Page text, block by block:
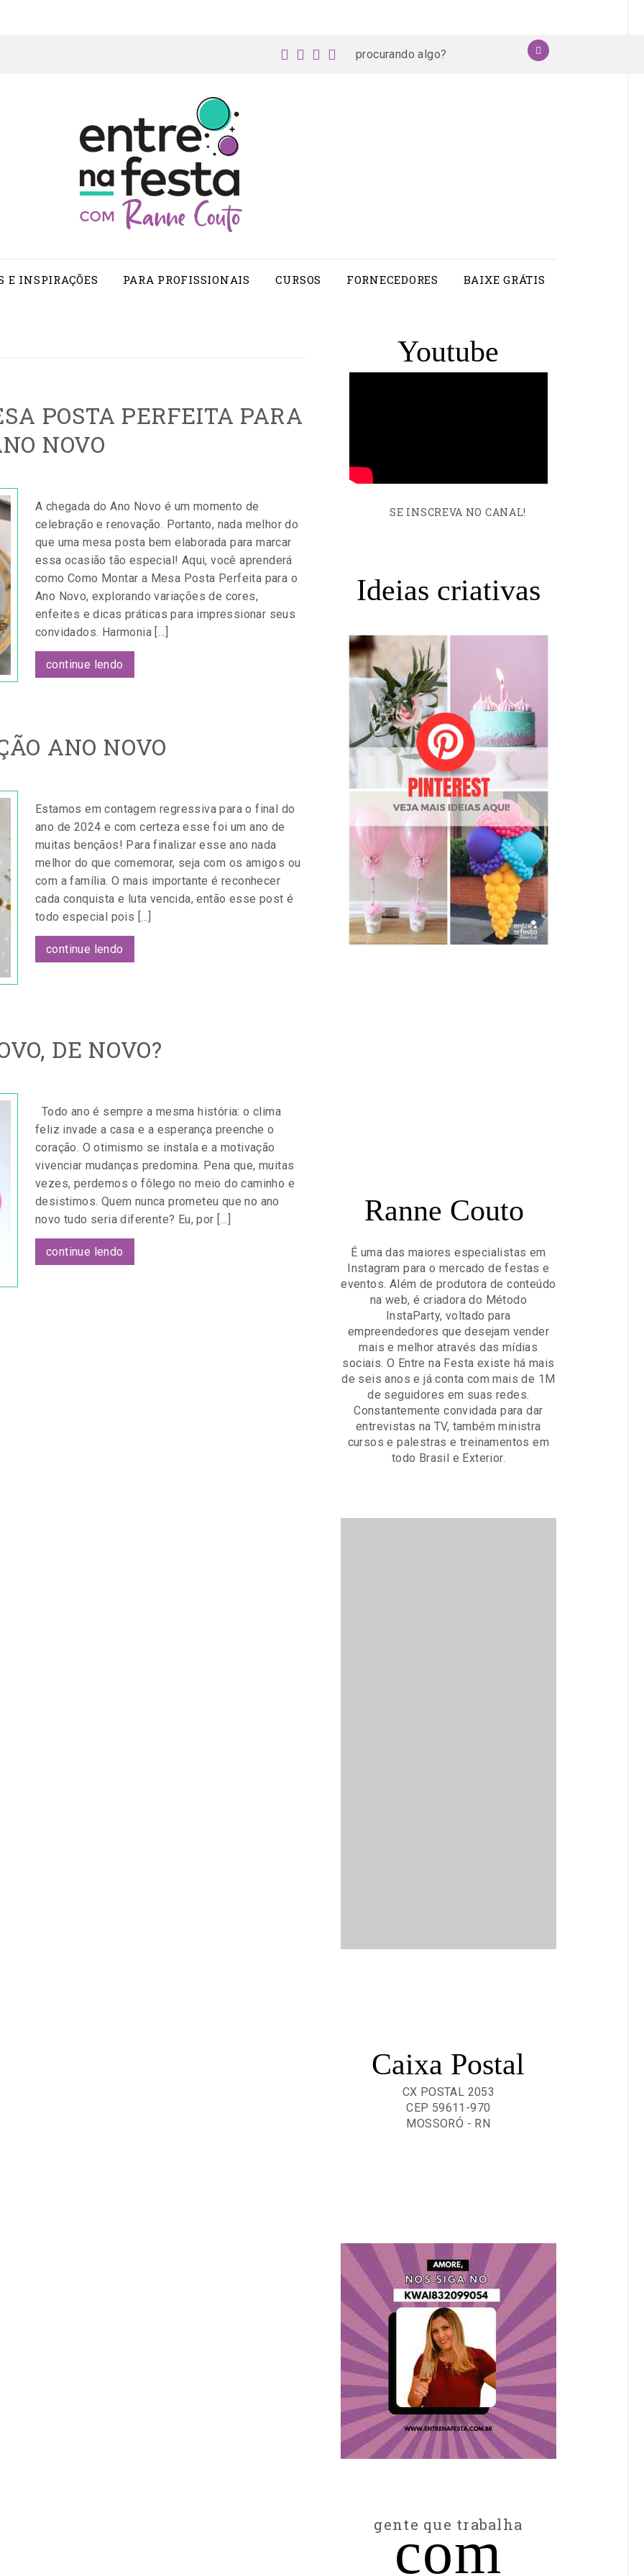
facebook
instagram
pinterest
youtube
algo?
OK
E INSPIRAÇÕES PARA PROFISSIONAIS CURSOS FORNECEDORES BAIXE GRÁTIS
POSTA PERFEITA PARA
NOVO
A chegada do Ano Novo é um momento de
celebração e renovação. Portanto, nada melhor do
que uma mesa posta bem elaborada para marcar
essa ocasião tão especial! Aqui, você aprenderá
como Como Montar a Mesa Posta Perfeita para o
Ano Novo, explorando variações de cores,
enfeites e dicas práticas para impressionar seus
convidados. Harmonia […]
continue lendo
ANO NOVO
Estamos em contagem regressiva para o final do
ano de 2024 e com certeza esse foi um ano de
muitas bençãos! Para finalizar esse ano nada
melhor do que comemorar, seja com os amigos ou
com a família. O mais importante é reconhecer
cada conquista e luta vencida, então esse post é
todo especial pois […]
continue lendo
DE NOVO?
Todo ano é sempre a mesma história: o clima
feliz invade a casa e a esperança preenche o
coração. O otimismo se instala e a motivação
vivenciar mudanças predomina. Pena que, muitas
vezes, perdemos o fôlego no meio do caminho e
desistimos. Quem nunca prometeu que no ano
novo tudo seria diferente? Eu, por […]
continue lendo
Youtube
SE INSCREVA NO CANAL!
Ideias criativas
Ranne Couto
É uma das maiores especialistas em
Instagram para o mercado de festas e
eventos. Além de produtora de conteúdo
na web, é criadora do Método
InstaParty, voltado para
empreendedores que desejam vender
mais e melhor através das mídias
sociais. O Entre na Festa existe há mais
de seis anos e já conta com mais de 1M
de seguidores em suas redes.
Constantemente convidada para dar
entrevistas na TV, também ministra
cursos e palestras e treinamentos em
todo Brasil e Exterior.
Caixa Postal
CX POSTAL 2053
CEP 59611-970
MOSSORÓ - RN
gente que trabalha
com